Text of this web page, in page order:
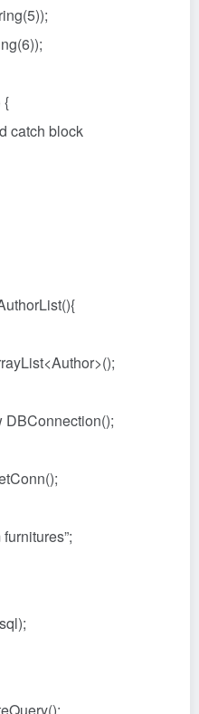
{
catch block
DBConnection();